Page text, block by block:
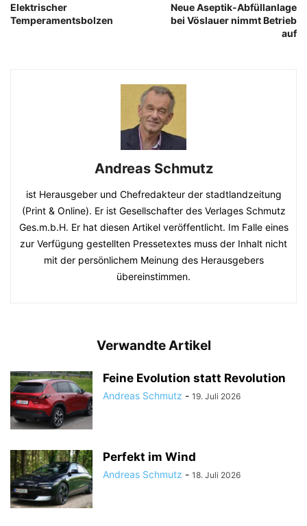
Elektrischer
Temperamentsbolzen
Neue Aseptik-Abfüllanlage
bei Vöslauer nimmt Betrieb
auf
Andreas Schmutz
ist Herausgeber und Chefredakteur der stadtlandzeitung
(Print & Online). Er ist Gesellschafter des Verlages Schmutz
Ges.m.b.H. Er hat diesen Artikel veröffentlicht. Im Falle eines
zur Verfügung gestellten Pressetextes muss der Inhalt nicht
mit der persönlichem Meinung des Herausgebers
übereinstimmen.
Verwandte Artikel
Feine Evolution statt Revolution
Andreas Schmutz - 19. Juli 2026
Perfekt im Wind
Andreas Schmutz - 18. Juli 2026